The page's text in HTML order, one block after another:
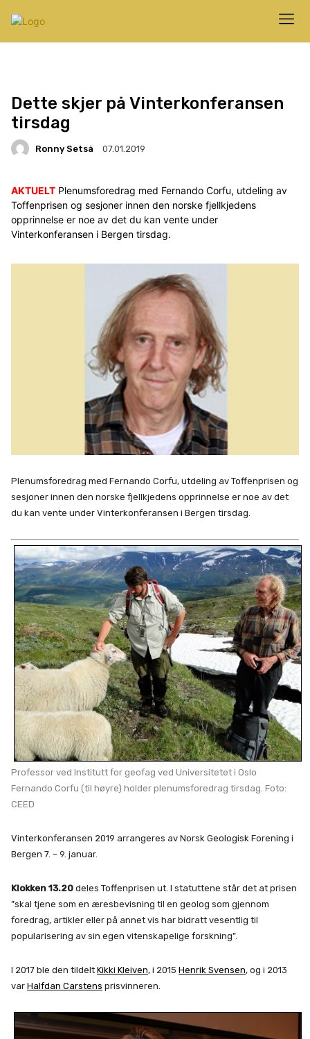
Dette skjer på Vinterkonferansen
tirsdag
Ronny Setså 07.01.2019
AKTUELT Plenumsforedrag med Fernando Corfu, utdeling av
Toffenprisen og sesjoner innen den norske fjellkjedens
opprinnelse er noe av det du kan vente under
Vinterkonferansen i Bergen tirsdag.
Plenumsforedrag med Fernando Corfu, utdeling av Toffenprisen og
sesjoner innen den norske fjellkjedens opprinnelse er noe av det
du kan vente under Vinterkonferansen i Bergen tirsdag.
Professor ved Institutt for geofag ved Universitetet i Oslo
Fernando Corfu (til høyre) holder plenumsforedrag tirsdag. Foto:
CEED
Vinterkonferansen 2019 arrangeres av Norsk Geologisk Forening i
Bergen 7. – 9. januar.
Klokken 13.20 deles Toffenprisen ut. I statuttene står det at prisen
”skal tjene som en æresbevisning til en geolog som gjennom
foredrag, artikler eller på annet vis har bidratt vesentlig til
popularisering av sin egen vitenskapelige forskning”.
I 2017 ble den tildelt Kikki Kleiven, i 2015 Henrik Svensen, og i 2013
var Halfdan Carstens prisvinneren.